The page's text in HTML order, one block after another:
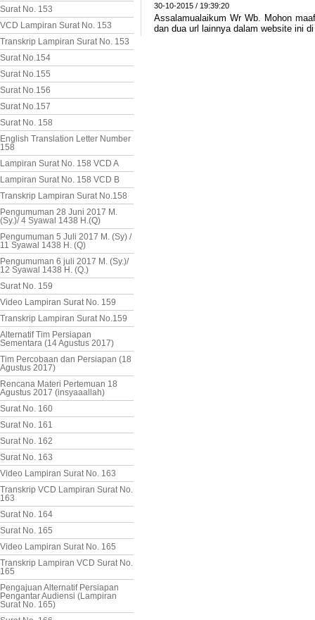
Surat No. 153
VCD Lampiran Surat No. 153
Transkrip Lampiran Surat No. 153
Surat No.154
Surat No.155
Surat No.156
Surat No.157
Surat No. 158
English Translation Letter Number
158
Lampiran Surat No. 158 VCD A
Lampiran Surat No. 158 VCD B
Transkrip Lampiran Surat No.158
Pengumuman 28 Juni 2017 M.
(Sy.)/ 4 Syawal 1438 H.(Q)
Pengumuman 5 Juli 2017 M. (Sy) /
11 Syawal 1438 H. (Q)
Pengumuman 6 juli 2017 M. (Sy.)/
12 Syawal 1438 H. (Q.)
Surat No. 159
Video Lampiran Surat No. 159
Transkrip Lampiran Surat No.159
Alternatif Tim Persiapan
Sementara (14 Agustus 2017)
Tim Percobaan dan Persiapan (18
Agustus 2017)
Rencana Materi Pertemuan 18
Agustus 2017 (insyaaallah)
Surat No. 160
Surat No. 161
Surat No. 162
Surat No. 163
Video Lampiran Surat No. 163
Transkrip VCD Lampiran Surat No.
163
Surat No. 164
Surat No. 165
Video Lampiran Surat No. 165
Transkrip Lampiran VCD Surat No.
165
Pengajuan Alternatif Persiapan
Pengantar Audiensi (Lampiran
Surat No. 165)
30-10-2015 / 19:39:20
Assalamualaikum Wr Wb. Mohon
dan dua url lainnya dalam website ini